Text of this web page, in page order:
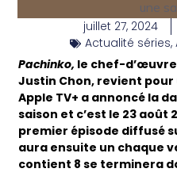
juillet 27, 2024
Actualité séries,
Pachinko, le chef-
Justin Chon, revient pour
Apple TV+ a annoncé la
saison et c’est le 23
premier épisode diffusé
aura ensuite un chaque
contient 8 se terminera